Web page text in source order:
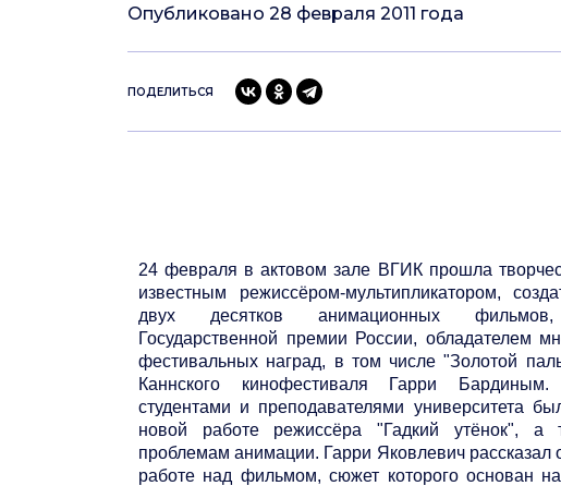
Опубликовано 28 февраля 2011 года
ПОДЕЛИТЬСЯ
24 февраля в актовом зале ВГИК прошла
известным режиссёром-мультипликатором,
двух десятков анимационных фильмов,
Государственной премии России, обладателем
фестивальных наград, в том числе "Золотой
Каннского кинофестиваля Гарри
студентами и преподавателями университета
новой работе режиссёра "Гадкий утёнок", а
проблемам анимации. Гарри Яковлевич рассказал
работе над фильмом, сюжет которого основан на